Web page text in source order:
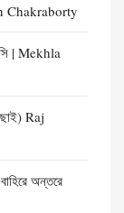
Chakraborty
| Mekhla
Raj
অন্তরে